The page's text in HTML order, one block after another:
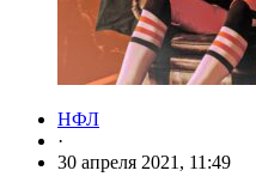
НФЛ
·
30 апреля 2021, 11:49